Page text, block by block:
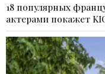
18 популярных
актерами покажет